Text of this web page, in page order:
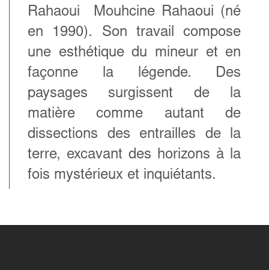
Rahaoui Mouhcine Rahaoui (né
en 1990). Son travail compose
une esthétique du mineur et en
façonne la légende. Des
paysages surgissent de la
matière comme autant de
dissections des entrailles de la
terre, excavant des horizons à la
fois mystérieux et inquiétants.